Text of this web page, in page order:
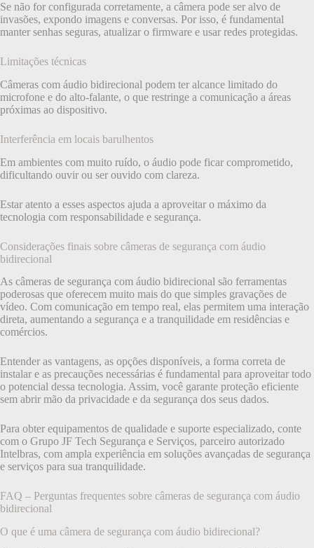
Se não for configurada corretamente, a câmera pode ser alvo de
invasões, expondo imagens e conversas. Por isso, é fundamental
manter senhas seguras, atualizar o firmware e usar redes protegidas.
Limitações técnicas
Câmeras com áudio bidirecional podem ter alcance limitado do
microfone e do alto-falante, o que restringe a comunicação a áreas
próximas ao dispositivo.
Interferência em locais barulhentos
Em ambientes com muito ruído, o áudio pode ficar comprometido,
dificultando ouvir ou ser ouvido com clareza.
Estar atento a esses aspectos ajuda a aproveitar o máximo da
tecnologia com responsabilidade e segurança.
Considerações finais sobre câmeras de segurança com áudio
bidirecional
As câmeras de segurança com áudio bidirecional são ferramentas
poderosas que oferecem muito mais do que simples gravações de
vídeo. Com comunicação em tempo real, elas permitem uma interação
direta, aumentando a segurança e a tranquilidade em residências e
comércios.
Entender as vantagens, as opções disponíveis, a forma correta de
instalar e as precauções necessárias é fundamental para aproveitar todo
o potencial dessa tecnologia. Assim, você garante proteção eficiente
sem abrir mão da privacidade e da segurança dos seus dados.
Para obter equipamentos de qualidade e suporte especializado, conte
com o Grupo JF Tech Segurança e Serviços, parceiro autorizado
Intelbras, com ampla experiência em soluções avançadas de segurança
e serviços para sua tranquilidade.
FAQ – Perguntas frequentes sobre câmeras de segurança com áudio
bidirecional
O que é uma câmera de segurança com áudio bidirecional?